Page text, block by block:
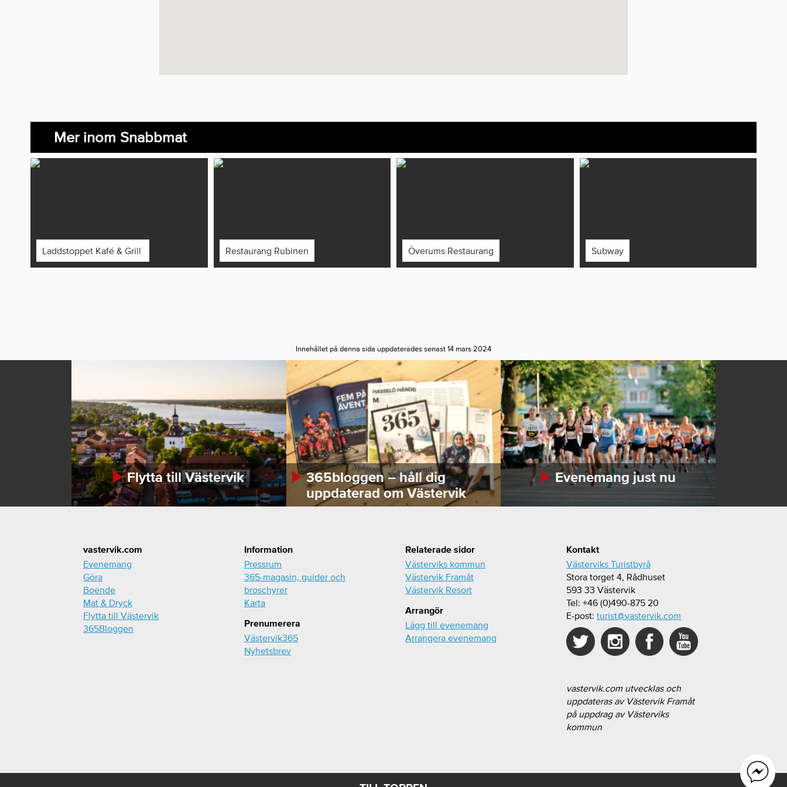
Mer inom Snabbmat
Laddstoppet Kafé & Grill Restaurang Rubinen Överums Restaurang Subway
Innehållet på denna sida uppdaterades senast 14 mars 2024
Flytta till Västervik
365bloggen – håll dig
uppdaterad om Västervik
Evenemang just nu
vastervik.com
Evenemang
Göra
Boende
Mat & Dryck
Flytta till Västervik
365Bloggen
Information
Pressrum
365-magasin, guider och
broschyrer
Karta
Prenumerera
Västervik365
Nyhetsbrev
Relaterade sidor
Västerviks kommun
Västervik Framåt
Västervik Resort
Arrangör
Lägg till evenemang
Arrangera evenemang
Kontakt
Västerviks Turistbyrå
Stora torget 4, Rådhuset
593 33 Västervik
Tel: +46 (0)490-875 20
E-post: turist@vastervik.com
vastervik.com utvecklas och
uppdateras av Västervik Framåt
på uppdrag av Västerviks
kommun